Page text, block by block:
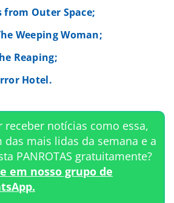
Outer Space;
Weeping Woman;
Reaping;
Hotel.
receber notícias como essa,
das mais lidas da semana e a
PANROTAS gratuitamente?
em nosso grupo de